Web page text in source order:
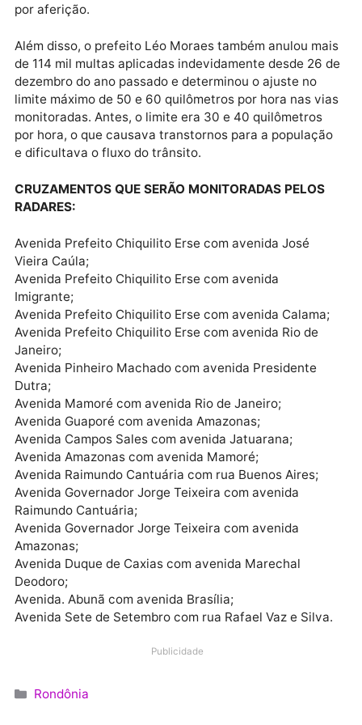
O radar eletrônico tem como principal função
públicas para garantir a segurança de motoristas e
pedestres.
JUSTIÇA SOCIAL
Como forma de promover uma justiça social, no final
do serviço de fiscalização de trânsito por radares
eletrônicos e determinou o ajustamento técnico do
por aferição.
Além disso, o prefeito Léo Moraes também anulou
de 114 mil multas aplicadas indevidamente desde 26
dezembro do ano passado e determinou o ajuste no
limite máximo de 50 e 60 quilômetros por hora nas
monitoradas. Antes, o limite era 30 e 40 quilômetros
por hora, o que causava transtornos para a
e dificultava o fluxo do trânsito.
CRUZAMENTOS QUE SERÃO MONITORADAS PELOS
RADARES:
Avenida Prefeito Chiquilito Erse com avenida José
Vieira Caúla;
Avenida Prefeito Chiquilito Erse com avenida
Imigrante;
Avenida Prefeito Chiquilito Erse com avenida
Avenida Prefeito Chiquilito Erse com avenida Rio de
Avenida Pinheiro Machado com avenida Presidente
Avenida Mamoré com avenida Rio de Janeiro;